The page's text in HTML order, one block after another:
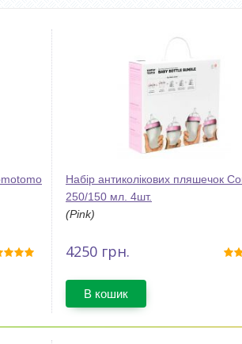
Набір антиколікових пляшечок
250/150 мл. 4шт.
(Pink)
4250 грн.
В кошик